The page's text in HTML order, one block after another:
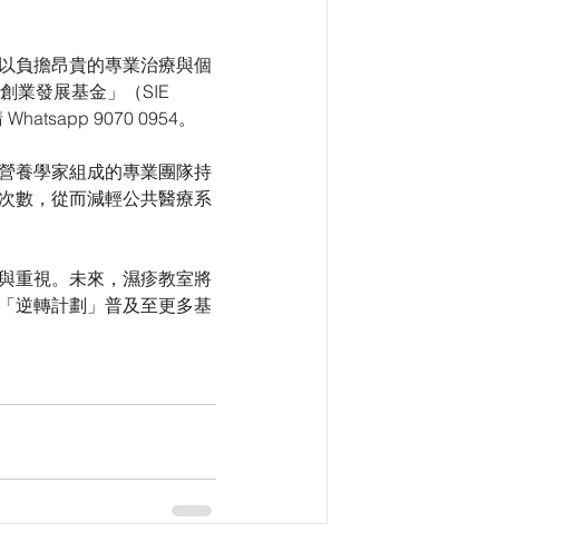
負擔昂貴的專業治療與個
業發展基金」（SIE
9070 0954。
養學家組成的專業團隊持
數，從而減輕公共醫療系
重視。未來，濕疹教室將
逆轉計劃」普及至更多基